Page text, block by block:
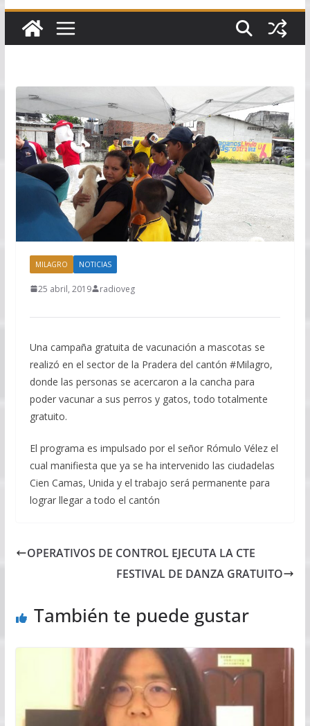
MILAGRO NOTICIAS
25 abril, 2019 radioveg
Una campaña gratuita de vacunación a mascotas se
realizó en el sector de la Pradera del cantón #Milagro,
donde las personas se acercaron a la cancha para
poder vacunar a sus perros y gatos, todo totalmente
gratuito.
El programa es impulsado por el señor Rómulo Vélez el
cual manifiesta que ya se ha intervenido las ciudadelas
Cien Camas, Unida y el trabajo será permanente para
lograr llegar a todo el cantón
OPERATIVOS DE CONTROL EJECUTA LA CTE
FESTIVAL DE DANZA GRATUITO
También te puede gustar